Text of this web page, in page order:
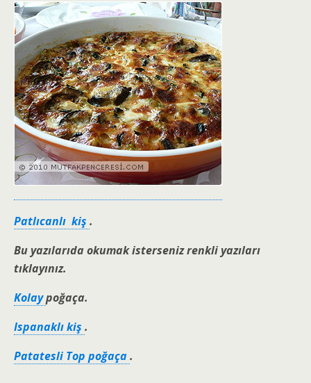
Patlıcanlı kiş .
Bu yazılarıda okumak isterseniz renkli yazıları
tıklayınız.
Kolaypoğaça.
Ispanaklı kiş .
Patatesli Top poğaça.